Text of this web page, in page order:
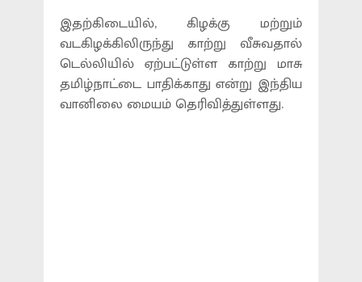
இதற்கிடையில், கிழக்கு மற்றும்
வடகிழக்கிலிருந்து காற்று வீசுவதால்
டெல்லியில் ஏற்பட்டுள்ள காற்று மாசு
தமிழ்நாட்டை பாதிக்காது என்று இந்திய
வானிலை மையம் தெரிவித்துள்ளது.